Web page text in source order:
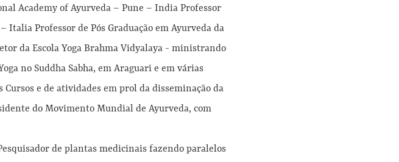
Academy of Ayurveda – Pune – India Professor
Italia Professor de Pós Graduação em Ayurveda da
da Escola Yoga Brahma Vidyalaya - ministrando
no Suddha Sabha, em Araguari e em várias
e de atividades em prol da disseminação da
do Movimento Mundial de Ayurveda, com
de plantas medicinais fazendo paralelos